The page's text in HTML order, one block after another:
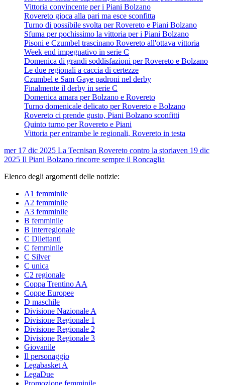
Vittoria convincente per i Piani Bolzano
Rovereto gioca alla pari ma esce sconfitta
Turno di possibile svolta per Rovereto e Piani Bolzano
Sfuma per pochissimo la vittoria per i Piani Bolzano
Pisoni e Czumbel trascinano Rovereto all'ottava vittoria
Week end impegnativo in serie C
Domenica di grandi soddisfazioni per Rovereto e Bolzano
Le due regionali a caccia di certezze
Czumbel e Sam Gaye padroni nel derby
Finalmente il derby in serie C
Domenica amara per Bolzano e Rovereto
Turno domenicale delicato per Rovereto e Bolzano
Rovereto ci prende gusto, Piani Bolzano sconfitti
Quinto turno per Rovereto e Piani
Vittoria per entrambe le regionali, Rovereto in testa
mer 17 dic 2025 La Tecnisan Rovereto contro la storiaven 19 dic
2025 Il Piani Bolzano rincorre sempre il Roncaglia
Elenco degli argomenti delle notizie:
A1 femminile
A2 femminile
A3 femminile
B femminile
B interregionale
C Dilettanti
C femminile
C Silver
C unica
C2 regionale
Coppa Trentino AA
Coppe Europee
D maschile
Divisione Nazionale A
Divisione Regionale 1
Divisione Regionale 2
Divisione Regionale 3
Giovanile
Il personaggio
Legabasket A
LegaDue
Promozione femminile